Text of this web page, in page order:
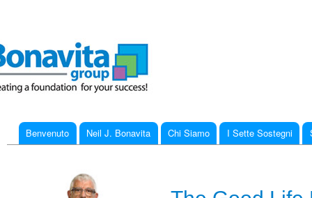
Benvenuto Neil J. Bonavita Chi Siamo I Sette Sostegni
You are here